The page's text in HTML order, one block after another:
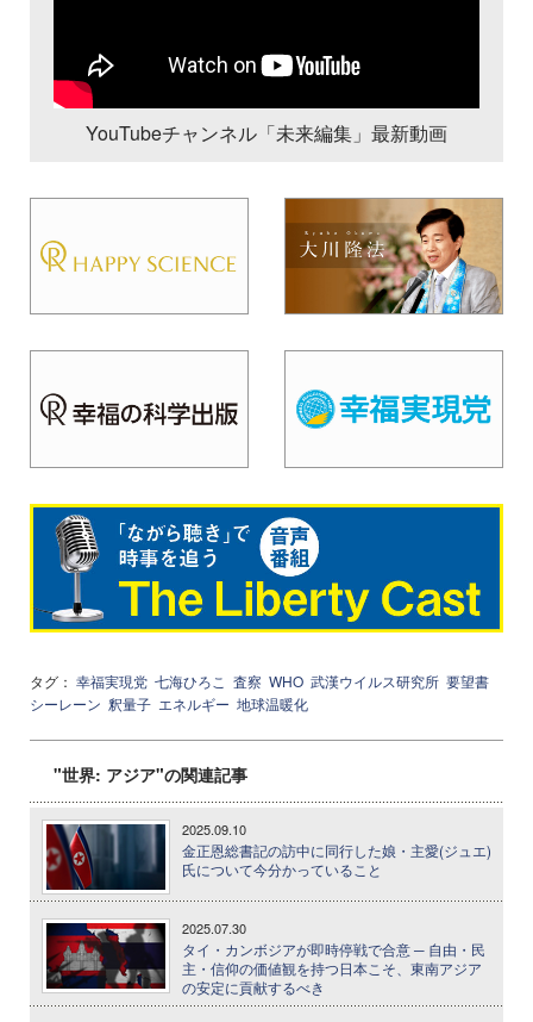
YouTubeチャンネル「未来編集」最新動画
タグ： 幸福実現党 七海ひろこ 査察 WHO 武漢ウイルス研究所 要望書
シーレーン 釈量子 エネルギー 地球温暖化
"世界: アジア"の関連記事
2025.09.10
金正恩総書記の訪中に同行した娘・主愛(ジュエ)
氏について今分かっていること
2025.07.30
タイ・カンボジアが即時停戦で合意 ─ 自由・民
主・信仰の価値観を持つ日本こそ、東南アジア
の安定に貢献するべき